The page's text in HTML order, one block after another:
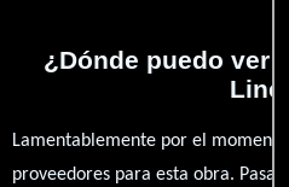
¿Dónde puedo ver
Lamentablemente por el momento
proveedores para esta obra. Pasa